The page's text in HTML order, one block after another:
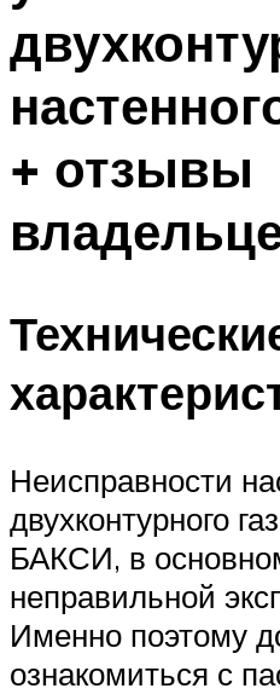
+ отзывы
Неисправности
двухконтурного
БАКСИ, в
неправильной
Именно поэтому
ознакомиться с